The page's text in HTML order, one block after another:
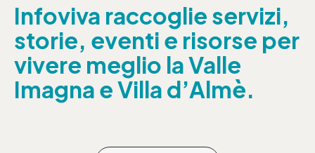
Infoviva raccoglie servizi,
storie, eventi e risorse per
vivere meglio la Valle
Imagna e Villa d’Almè.